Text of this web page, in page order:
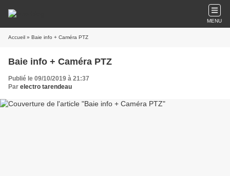
MENU
Accueil » Baie info + Caméra PTZ
Baie info + Caméra PTZ
Publié le 09/10/2019 à 21:37
Par electro tarendeau